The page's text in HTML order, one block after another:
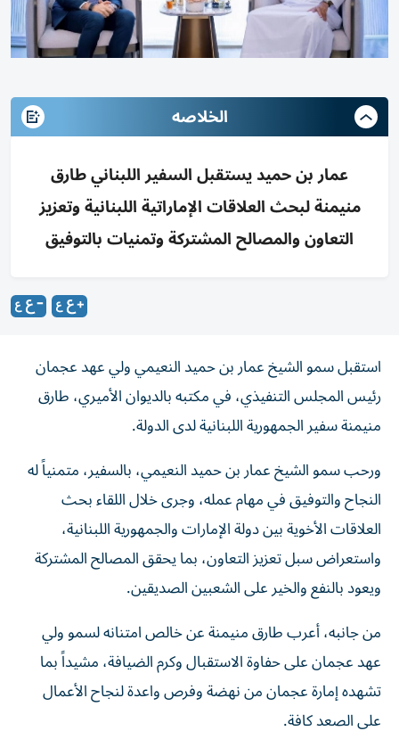
الخلاصه
عمار بن حميد يستقبل السفير اللبناني طارق
منيمنة لبحث العلاقات الإماراتية اللبنانية وتعزيز
التعاون والمصالح المشتركة وتمنيات بالتوفيق
استقبل سمو الشيخ عمار بن حميد النعيمي ولي عهد عجمان
رئيس المجلس التنفيذي، في مكتبه بالديوان الأميري، طارق
منيمنة سفير الجمهورية اللبنانية لدى الدولة.
ورحب سمو الشيخ عمار بن حميد النعيمي، بالسفير، متمنياً له
النجاح والتوفيق في مهام عمله، وجرى خلال اللقاء بحث
العلاقات الأخوية بين دولة الإمارات والجمهورية اللبنانية،
واستعراض سبل تعزيز التعاون، بما يحقق المصالح المشتركة
ويعود بالنفع والخير على الشعبين الصديقين.
من جانبه، أعرب طارق منيمنة عن خالص امتنانه لسمو ولي
عهد عجمان على حفاوة الاستقبال وكرم الضيافة، مشيداً بما
تشهده إمارة عجمان من نهضة وفرص واعدة لنجاح الأعمال
على الصعد كافة.